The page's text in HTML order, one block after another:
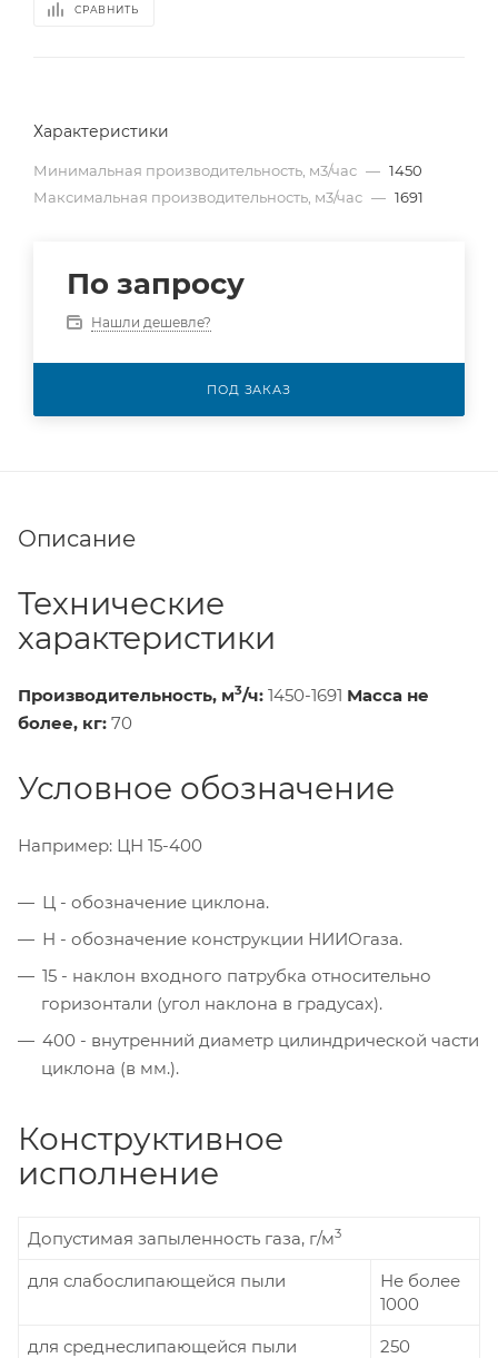
СРАВНИТЬ
Характеристики
Минимальная производительность, м3/час — 1450
Максимальная производительность, м3/час — 1691
По запросу
Нашли дешевле?
ПОД ЗАКАЗ
Описание
Технические
характеристики
Производительность, м3/ч: 1450-1691 Масса не
более, кг: 70
Условное обозначение
Например: ЦН 15-400
Ц - обозначение циклона.
Н - обозначение конструкции НИИОгаза.
15 - наклон входного патрубка относительно
горизонтали (угол наклона в градусах).
400 - внутренний диаметр цилиндрической части
циклона (в мм.).
Конструктивное
исполнение
Допустимая запыленность газа, г/м3
для слабослипающейся пыли
Не более
1000
для среднеслипающейся пыли
250